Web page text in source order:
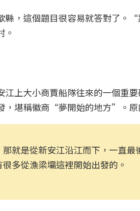
縣，這個題目很容易就答對了
。
江上大小商賈船隊‌‌往來的一個重
，堪稱徽商“夢開始的地方”。原
就是從新安江沿江而下，一直
多從漁梁壩這裡開始出發的。